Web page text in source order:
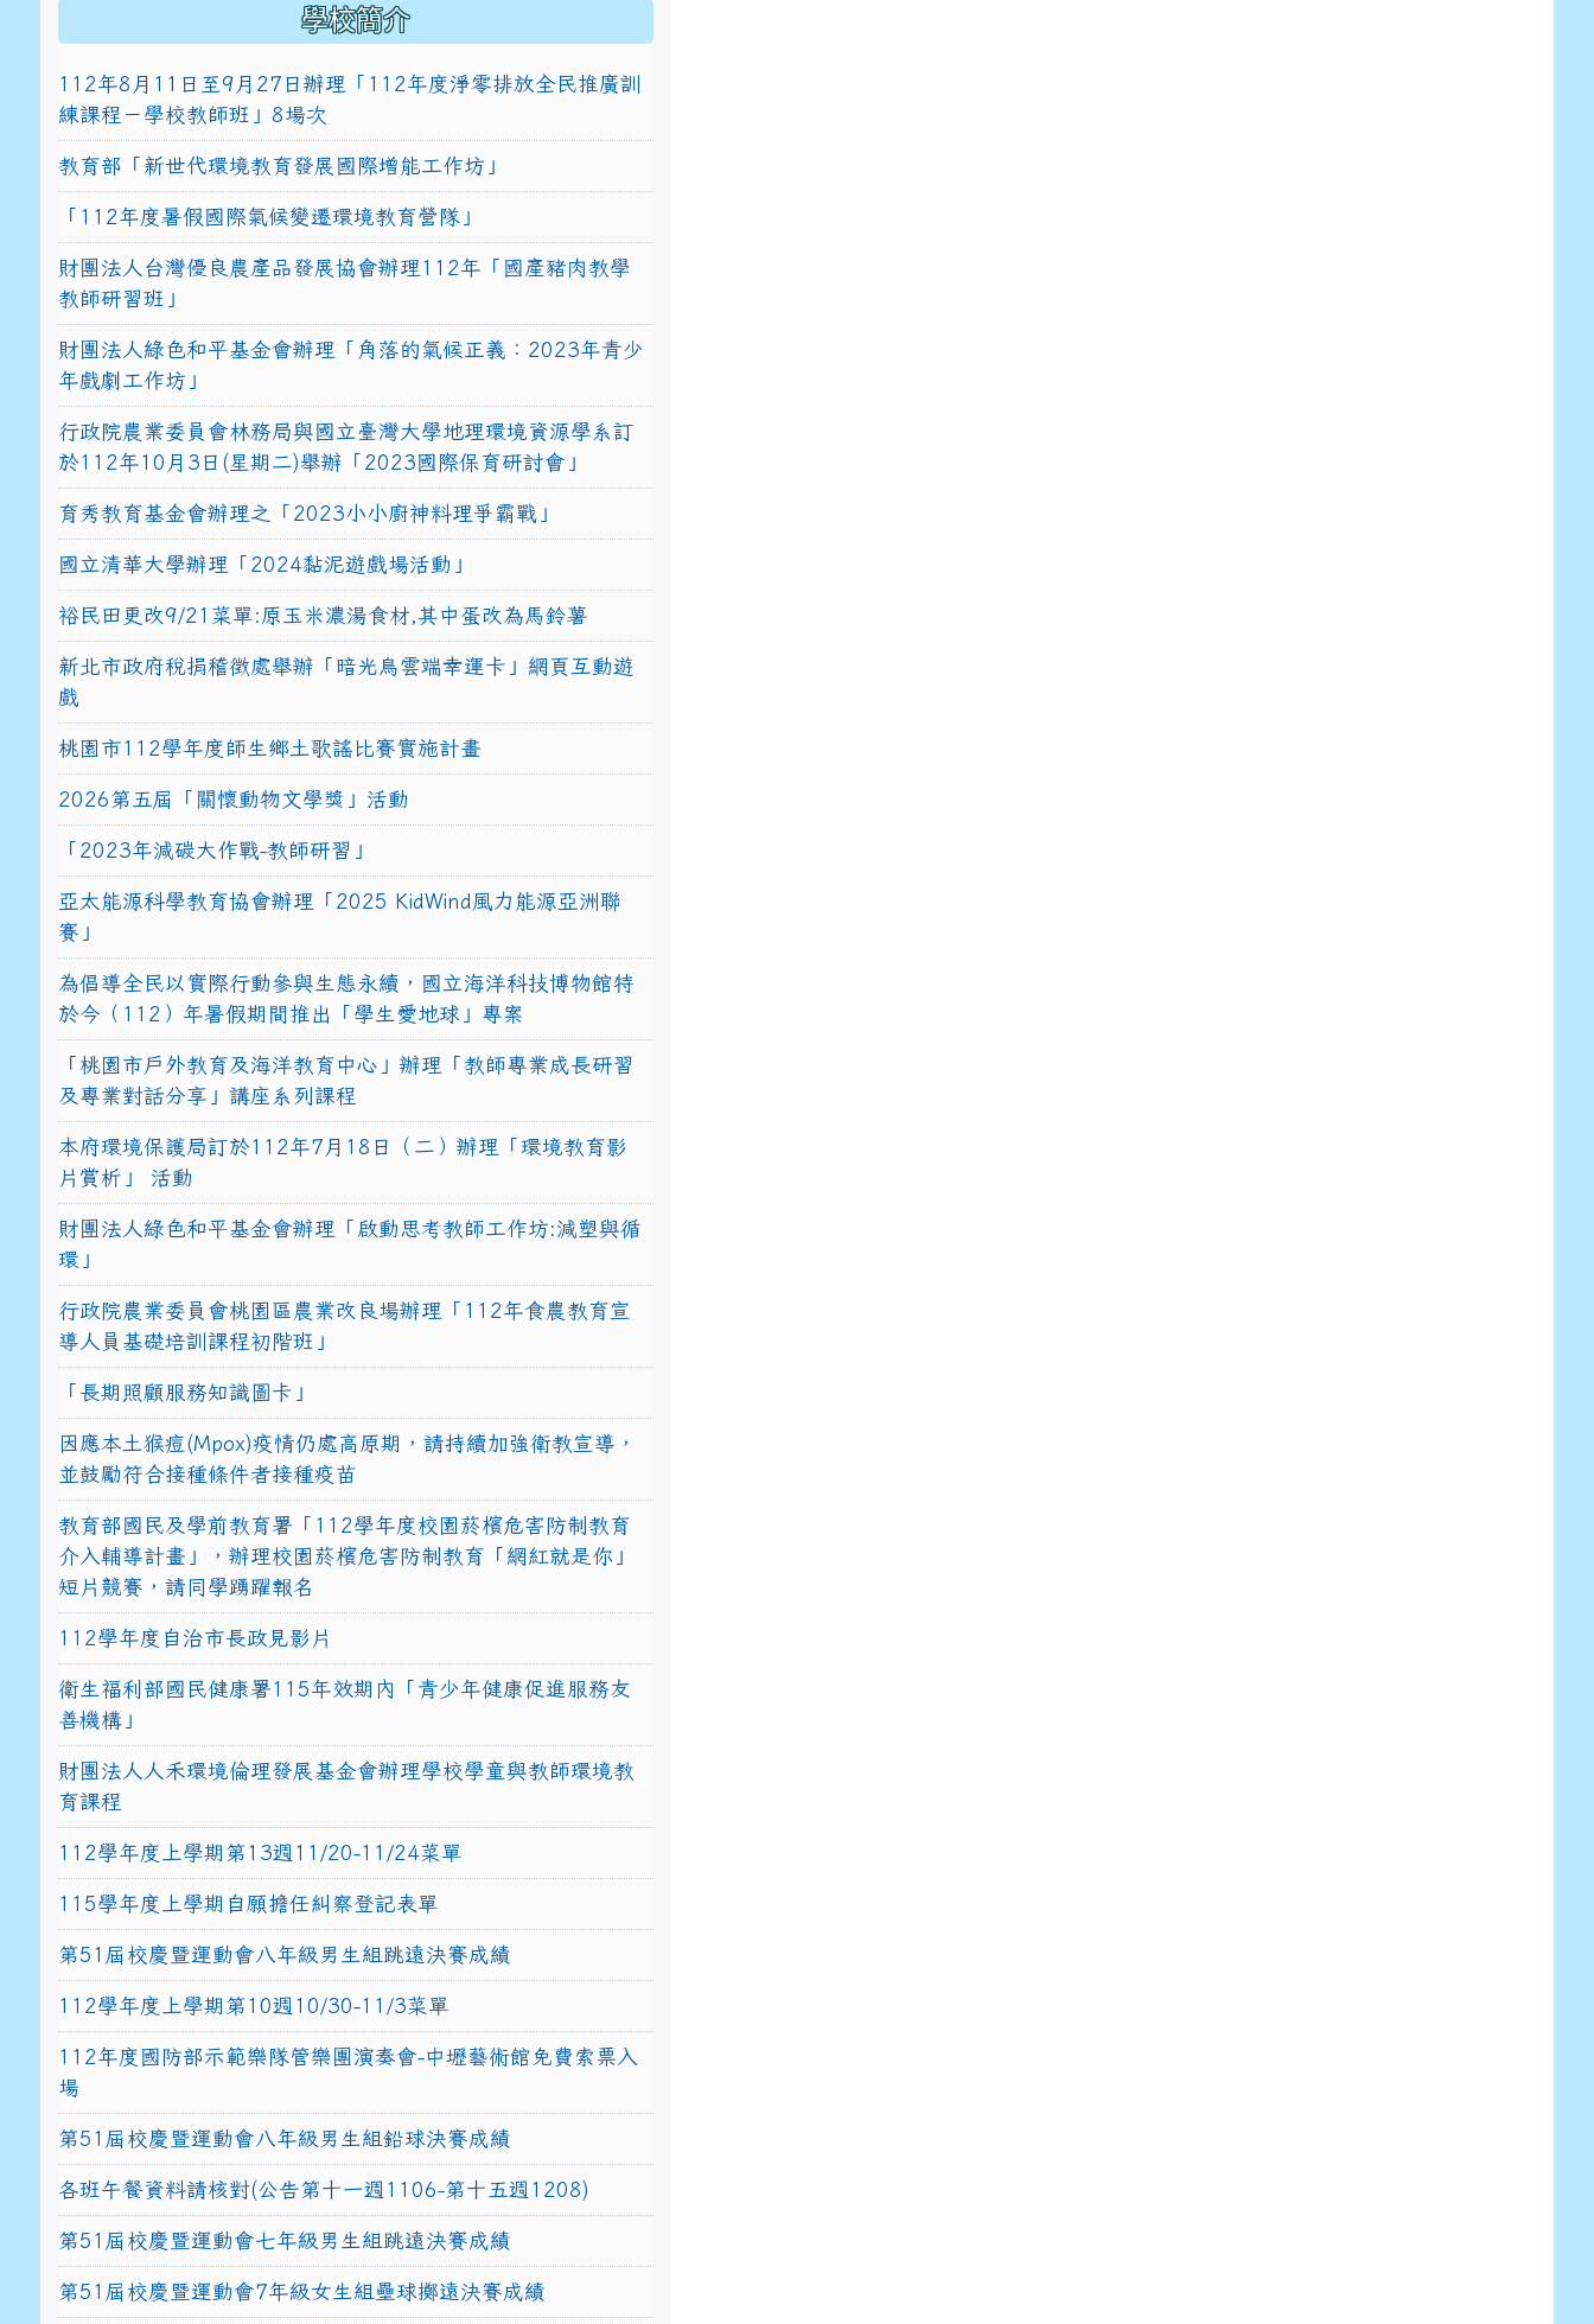
學校簡介
112年8月11日至9月27日辦理「112年度淨零排放全民推廣訓
練課程－學校教師班」8場次
教育部「新世代環境教育發展國際增能工作坊」
「112年度暑假國際氣候變遷環境教育營隊」
財團法人台灣優良農產品發展協會辦理112年「國產豬肉教學
教師研習班」
財團法人綠色和平基金會辦理「角落的氣候正義：2023年青少
年戲劇工作坊」
行政院農業委員會林務局與國立臺灣大學地理環境資源學系訂
於112年10月3日(星期二)舉辦「2023國際保育研討會」
育秀教育基金會辦理之「2023小小廚神料理爭霸戰」
國立清華大學辦理「2024黏泥遊戲場活動」
裕民田更改9/21菜單:原玉米濃湯食材,其中蛋改為馬鈴薯
新北市政府稅捐稽徵處舉辦「暗光鳥雲端幸運卡」網頁互動遊
戲
桃園市112學年度師生鄉土歌謠比賽實施計畫
2026第五屆「關懷動物文學獎」活動
「2023年減碳大作戰-教師研習」
亞太能源科學教育協會辦理「2025 KidWind風力能源亞洲聯
賽」
為倡導全民以實際行動參與生態永續，國立海洋科技博物館特
於今（112）年暑假期間推出「學生愛地球」專案
「桃園市戶外教育及海洋教育中心」辦理「教師專業成長研習
及專業對話分享」講座系列課程
本府環境保護局訂於112年7月18日（二）辦理「環境教育影
片賞析」 活動
財團法人綠色和平基金會辦理「啟動思考教師工作坊:減塑與循
環」
行政院農業委員會桃園區農業改良場辦理「112年食農教育宣
導人員基礎培訓課程初階班」
「長期照顧服務知識圖卡」
因應本土猴痘(Mpox)疫情仍處高原期，請持續加強衛教宣導，
並鼓勵符合接種條件者接種疫苗
教育部國民及學前教育署「112學年度校園菸檳危害防制教育
介入輔導計畫」，辦理校園菸檳危害防制教育「網紅就是你」
短片競賽，請同學踴躍報名
112學年度自治市長政見影片
衛生福利部國民健康署115年效期內「青少年健康促進服務友
善機構」
財團法人人禾環境倫理發展基金會辦理學校學童與教師環境教
育課程
112學年度上學期第13週11/20-11/24菜單
115學年度上學期自願擔任糾察登記表單
第51屆校慶暨運動會八年級男生組跳遠決賽成績
112學年度上學期第10週10/30-11/3菜單
112年度國防部示範樂隊管樂團演奏會-中壢藝術館免費索票入
場
第51屆校慶暨運動會八年級男生組鉛球決賽成績
各班午餐資料請核對(公告第十一週1106-第十五週1208)
第51屆校慶暨運動會七年級男生組跳遠決賽成績
第51屆校慶暨運動會7年級女生組壘球擲遠決賽成績